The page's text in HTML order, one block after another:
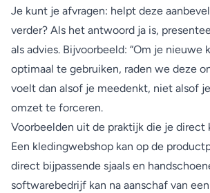
Je kunt je afvragen: helpt deze
verder? Als het antwoord ja is,
als advies. Bijvoorbeeld: “Om je nieuwe
optimaal te gebruiken, raden we deze
voelt dan alsof je meedenkt, niet alsof
omzet te forceren.
Voorbeelden uit de praktijk die je direct
Een kledingwebshop kan op de
direct bijpassende sjaals en
softwarebedrijf kan na aanschaf van